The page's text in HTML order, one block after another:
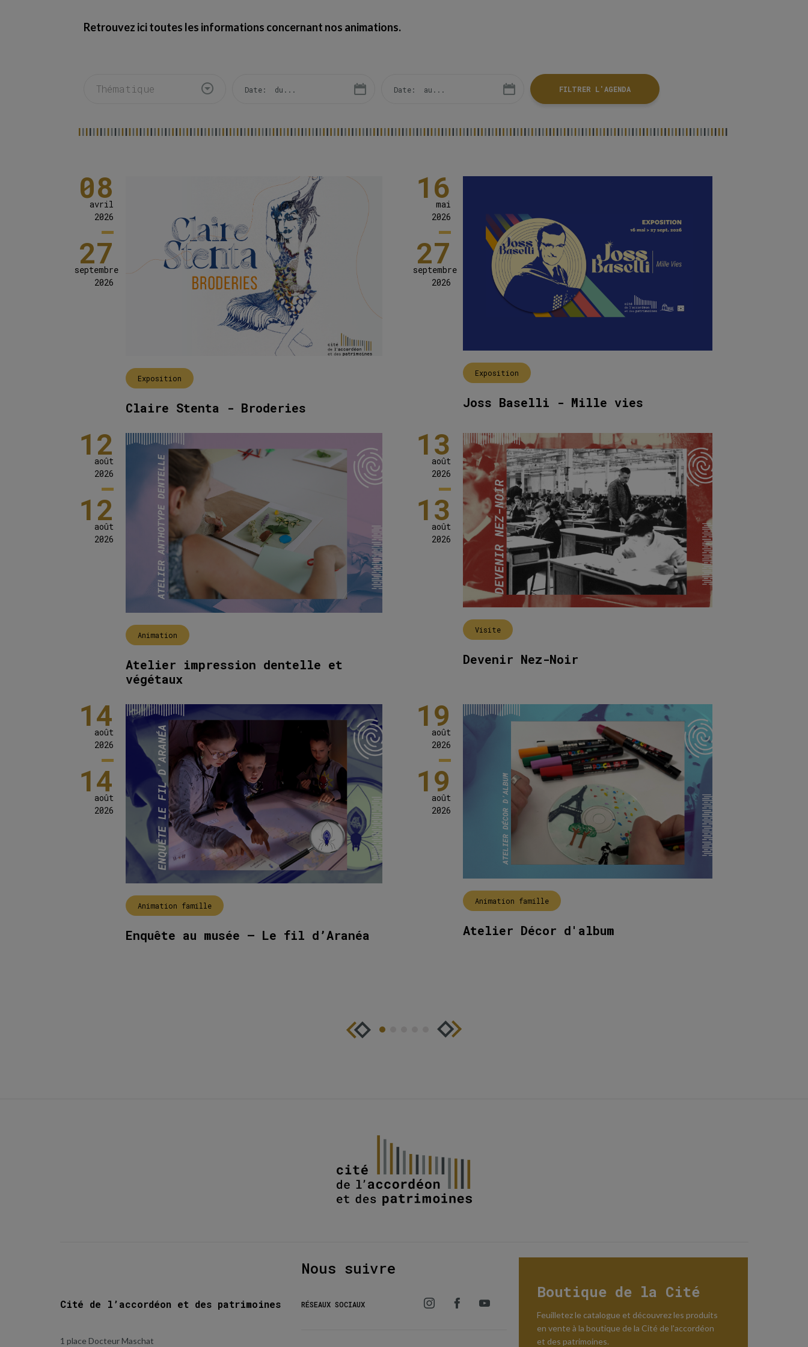
Retrouvez ici toutes les informations concernant nos animations.
Thématique
08
avril
2026
27
septembre
2026
Exposition
Claire Stenta - Broderies
16
mai
2026
27
septembre
2026
Exposition
Joss Baselli - Mille vies
12
août
2026
12
août
2026
Animation
Atelier impression dentelle et
végétaux
13
août
2026
13
août
2026
Visite
Devenir Nez-Noir
14
août
2026
14
août
2026
Animation famille
Enquête au musée – Le fil d’Aranéa
19
août
2026
19
août
2026
Animation famille
Atelier Décor d'album
Cité de l’accordéon et des patrimoines
1 place Docteur Maschat
Nous suivre
RÉSEAUX SOCIAUX
Boutique de la Cité
Feuilletez le catalogue et découvrez les produits
en vente à la boutique de la Cité de l'accordéon
et des patrimoines.